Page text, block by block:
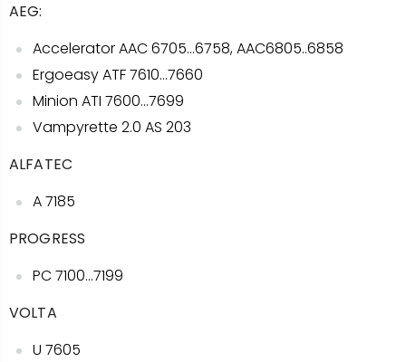
AEG:
Accelerator AAC 6705…6758, AAC6805..6858
Ergoeasy ATF 7610…7660
Minion ATI 7600…7699
Vampyrette 2.0 AS 203
ALFATEC
A 7185
PROGRESS
PC 7100…7199
VOLTA
U 7605